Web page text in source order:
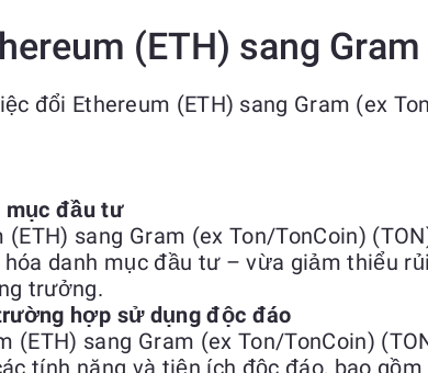
(ETH) sang
đổi Ethereum (ETH) sang Gram (ex
mục đầu tư
sang Gram (ex Ton/TonCoin)
hóa danh mục đầu tư – vừa giảm thiểu
trưởng.
hợp sử dụng độc đáo
(ETH) sang Gram (ex Ton/TonCoin)
tính năng và tiện ích độc đáo, bao gồm